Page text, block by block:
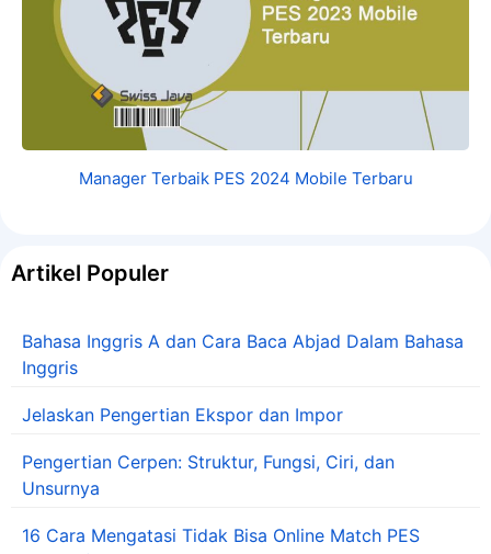
Manager Terbaik PES 2024 Mobile Terbaru
Artikel Populer
Bahasa Inggris A dan Cara Baca Abjad Dalam Bahasa
Inggris
Jelaskan Pengertian Ekspor dan Impor
Pengertian Cerpen: Struktur, Fungsi, Ciri, dan
Unsurnya
16 Cara Mengatasi Tidak Bisa Online Match PES